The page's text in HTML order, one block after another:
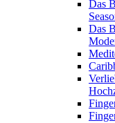
Das
Das